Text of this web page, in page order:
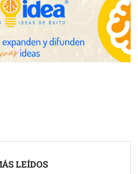
estratégico
cuando un solo producto multiplica
profesional
LEÍDOS